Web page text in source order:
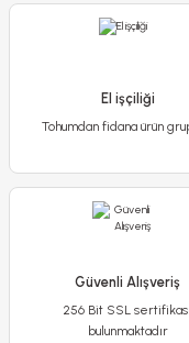
El işçiliği
Tohumdan fidana ürün
Güvenli Alışveriş
256 Bit SSL sertifikası
bulunmaktadır